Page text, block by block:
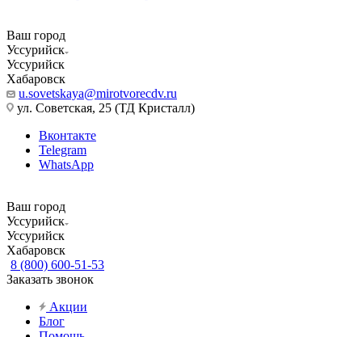
Ваш город
Уссурийск
Уссурийск
Хабаровск
u.sovetskaya@mirotvorecdv.ru
ул. Советская, 25 (ТД Кристалл)
Вконтакте
Telegram
WhatsApp
Ваш город
Уссурийск
Уссурийск
Хабаровск
8 (800) 600-51-53
Заказать звонок
Акции
Блог